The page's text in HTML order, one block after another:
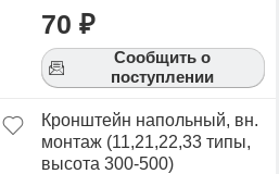
70 ₽
Сообщить о
поступлении
Кронштейн напольный, вн.
монтаж (11,21,22,33 типы,
высота 300-500)